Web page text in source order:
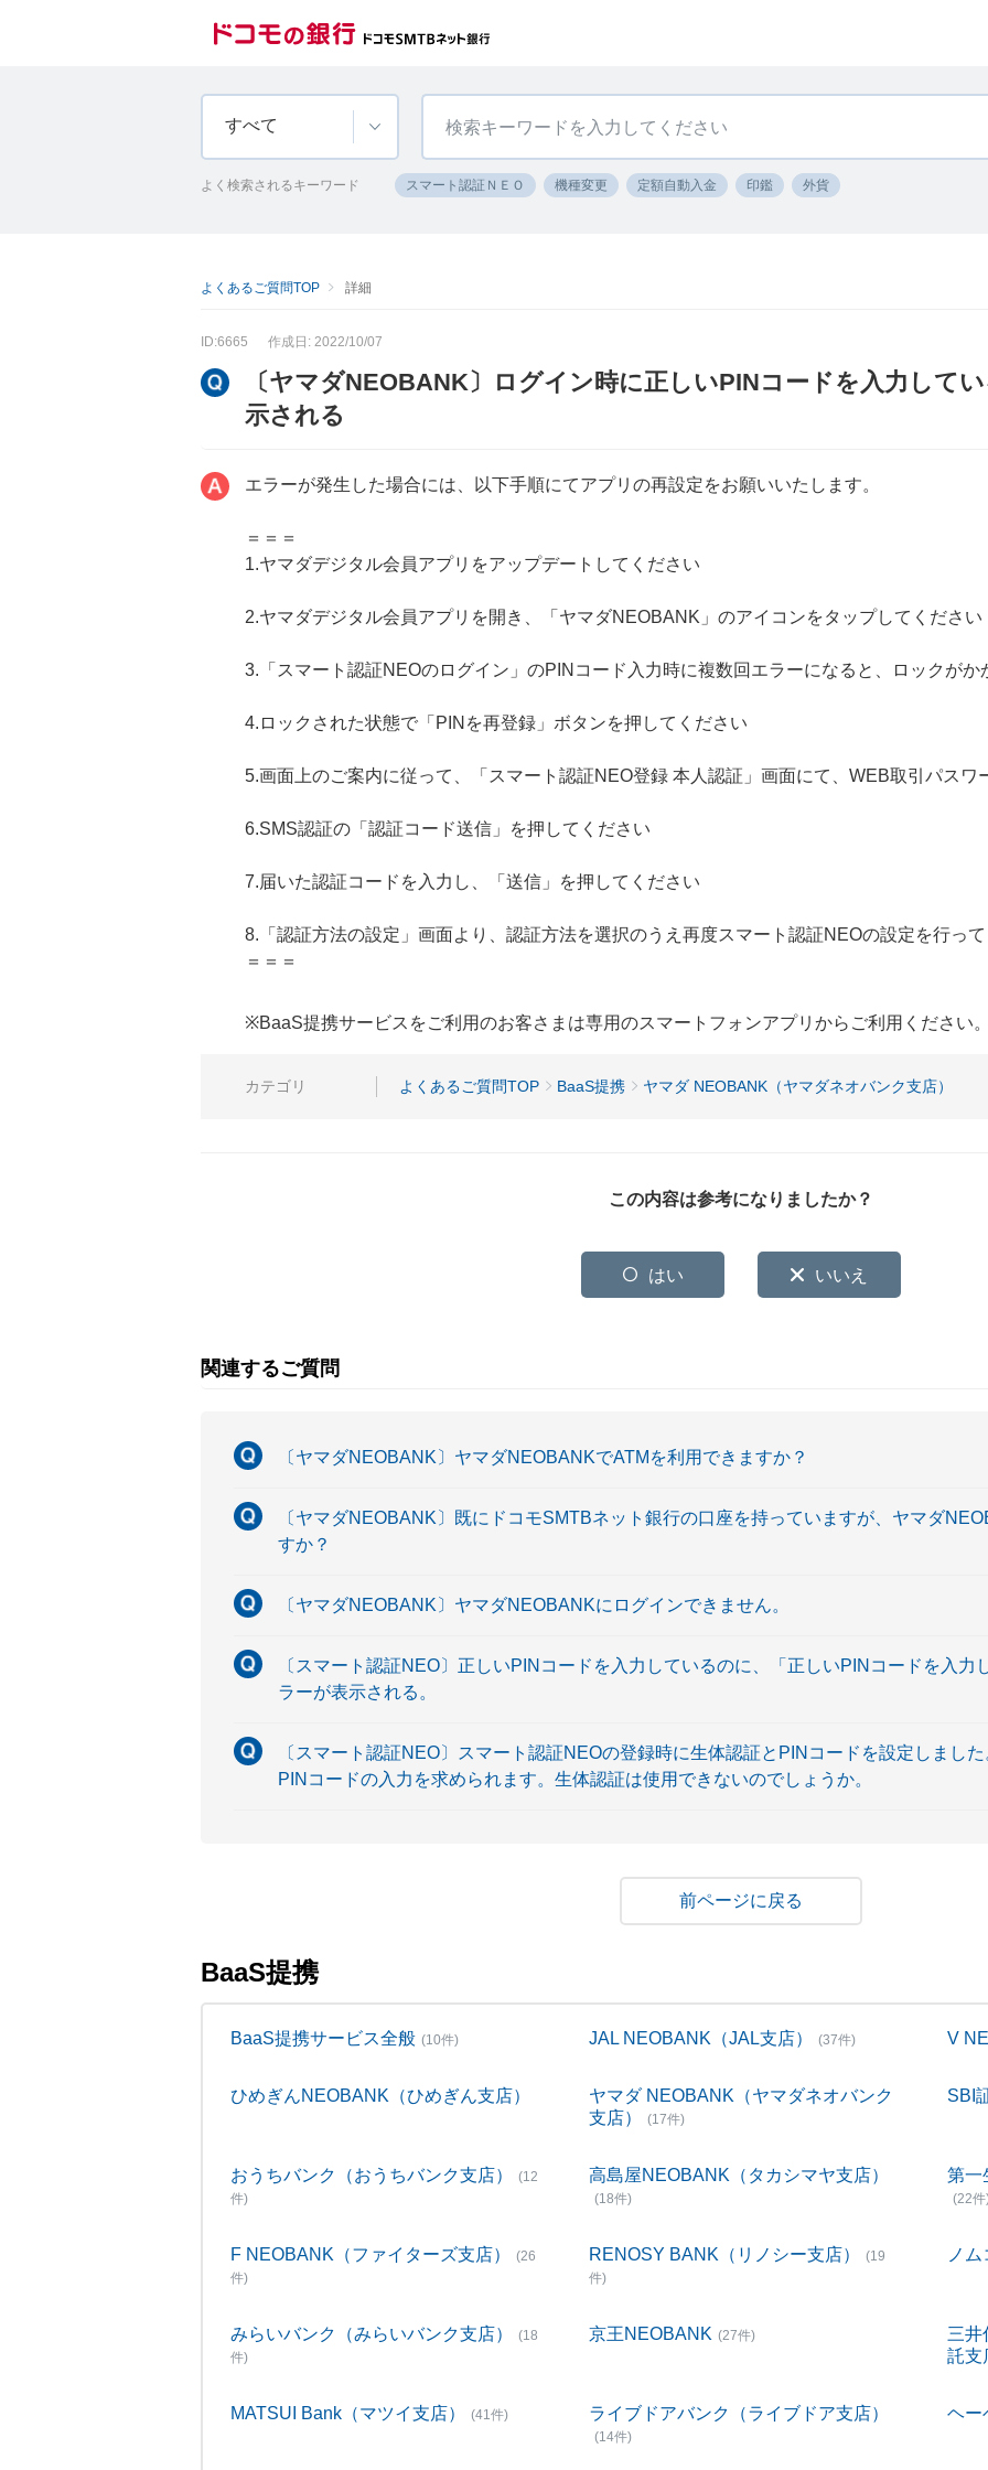
すべて
よく検索されるキーワード スマート認証ＮＥＯ 機種変更 定額自動入金 印鑑 外貨
よくあるご質問TOP 詳細
ID:6665 作成日: 2022/10/07
〔ヤマダNEOBANK〕ログイン時に正しいPINコードを入力して
示される
エラーが発生した場合には、以下手順にてアプリの再設定をお願いいたします。
＝＝＝
1.ヤマダデジタル会員アプリをアップデートしてください
2.ヤマダデジタル会員アプリを開き、「ヤマダNEOBANK」のアイコンをタップしてください
3.「スマート認証NEOのログイン」のPINコード入力時に複数回エラーになると、ロックがか
4.ロックされた状態で「PINを再登録」ボタンを押してください
5.画面上のご案内に従って、「スマート認証NEO登録 本人認証」画面にて、WEB取引パスワ
6.SMS認証の「認証コード送信」を押してください
7.届いた認証コードを入力し、「送信」を押してください
8.「認証方法の設定」画面より、認証方法を選択のうえ再度スマート認証NEOの設定を行っ
＝＝＝
※BaaS提携サービスをご利用のお客さまは専用のスマートフォンアプリからご利用ください
カテゴリ よくあるご質問TOP BaaS提携 ヤマダ NEOBANK（ヤマダネオバンク支店）
この内容は参考になりましたか？
はい いいえ
関連するご質問
〔ヤマダNEOBANK〕ヤマダNEOBANKでATMを利用できますか？
〔ヤマダNEOBANK〕既にドコモSMTBネット銀行の口座を持っていますが、ヤマダ
すか？
〔ヤマダNEOBANK〕ヤマダNEOBANKにログインできません。
〔スマート認証NEO〕正しいPINコードを入力しているのに、「正しいPINコードを入力
ラーが表示される。
〔スマート認証NEO〕スマート認証NEOの登録時に生体認証とPINコードを設定しまし
PINコードの入力を求められます。生体認証は使用できないのでしょうか。
戻る
BaaS提携
BaaS提携サービス全般 (10件) JAL NEOBANK（JAL支店） (37件) V
ひめぎんNEOBANK（ひめぎん支店）
ヤマダ NEOBANK（ヤマダネオバンク
支店）
(17件)
SBI
おうちバンク（おうちバンク支店）
(12
件)
高島屋NEOBANK（タカシマヤ支店）
(18件)
第一
(22件
F NEOBANK（ファイターズ支店）
(26
件)
RENOSY BANK（リノシー支店）
(19
件)
ノ
みらいバンク（みらいバンク支店）
(18
件)
京王NEOBANK (27件)
三井
託支
MATSUI Bank（マツイ支店） (41件) ライブドアバンク（ライブドア支店）
(14件)
ヘー